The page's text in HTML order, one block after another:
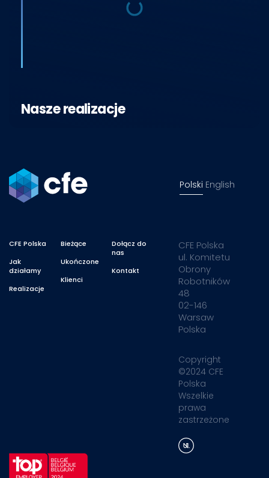
Nasze realizacje
CFE Polska
Jak
działamy
Realizacje
Bieżące
Ukończone
Klienci
Dołącz do
nas
Kontakt
Polski English
CFE Polska
ul. Komitetu
Obrony
Robotników
48
02-146
Warsaw
Polska
Copyright
©2024 CFE
Polska
Wszelkie
prawa
zastrzeżone